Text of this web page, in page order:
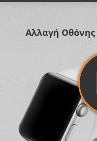
Αλλαγή Οθόνης